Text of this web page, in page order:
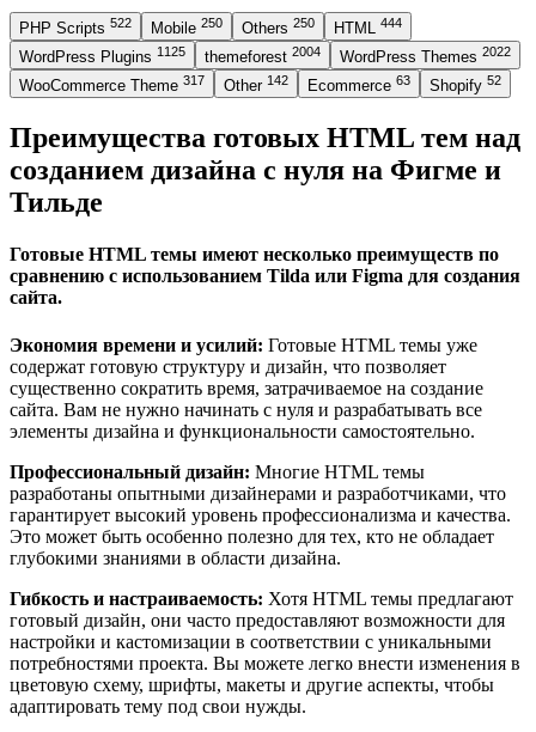
PHP Scripts 522 Mobile 250 Others 250 HTML 444
WordPress Plugins 1125 themeforest 2004 WordPress Themes 2022
WooCommerce Theme 317 Other 142 Ecommerce 63 Shopify 52
Преимущества готовых HTML тем над
созданием дизайна с нуля на Фигме и
Тильде
Готовые HTML темы имеют несколько преимуществ по
сравнению с использованием Tilda или Figma для создания
сайта.
Экономия времени и усилий: Готовые HTML темы уже
содержат готовую структуру и дизайн, что позволяет
существенно сократить время, затрачиваемое на создание
сайта. Вам не нужно начинать с нуля и разрабатывать все
элементы дизайна и функциональности самостоятельно.
Профессиональный дизайн: Многие HTML темы
разработаны опытными дизайнерами и разработчиками, что
гарантирует высокий уровень профессионализма и качества.
Это может быть особенно полезно для тех, кто не обладает
глубокими знаниями в области дизайна.
Гибкость и настраиваемость: Хотя HTML темы предлагают
готовый дизайн, они часто предоставляют возможности для
настройки и кастомизации в соответствии с уникальными
потребностями проекта. Вы можете легко внести изменения в
цветовую схему, шрифты, макеты и другие аспекты, чтобы
адаптировать тему под свои нужды.